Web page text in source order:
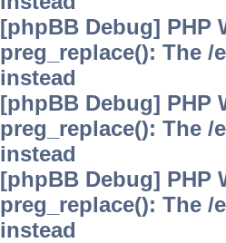
[phpBB Debug] PHP
preg_replace(): The
instead
[phpBB Debug] PHP
preg_replace(): The
instead
[phpBB Debug] PHP
preg_replace(): The
instead